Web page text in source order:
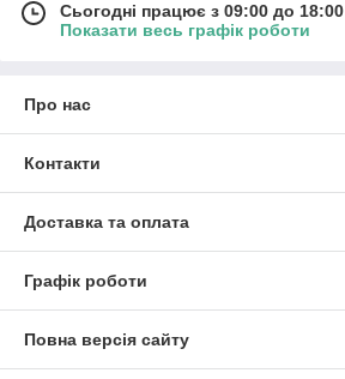
Сьогодні працює з 09:00 до 18:00
Показати весь графік роботи
Про нас
Контакти
Доставка та оплата
Графік роботи
Повна версія сайту